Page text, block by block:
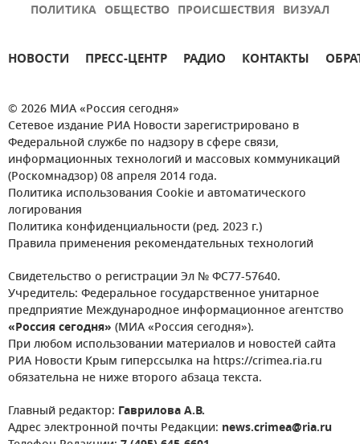
ПОЛИТИКА ОБЩЕСТВО ПРОИСШЕСТВИЯ ВИЗУАЛ
НОВОСТИ ПРЕСС-ЦЕНТР РАДИО КОНТАКТЫ
© 2026 МИА «Россия сегодня»
Сетевое издание РИА Новости зарегистрировано в
Федеральной службе по надзору в сфере связи,
информационных технологий и массовых коммуникаций
(Роскомнадзор) 08 апреля 2014 года.
Политика использования Cookie и автоматического
логирования
Политика конфиденциальности (ред. 2023 г.)
Правила применения рекомендательных технологий
Свидетельство о регистрации Эл № ФС77-57640.
Учредитель: Федеральное государственное унитарное
предприятие Международное информационное агентство
«Россия сегодня» (МИА «Россия сегодня»).
При любом использовании материалов и новостей сайта
РИА Новости Крым гиперссылка на https://crimea.ria.ru
обязательна не ниже второго абзаца текста.
Главный редактор: Гаврилова А.В.
Адрес электронной почты Редакции: news.crimea@ria.ru